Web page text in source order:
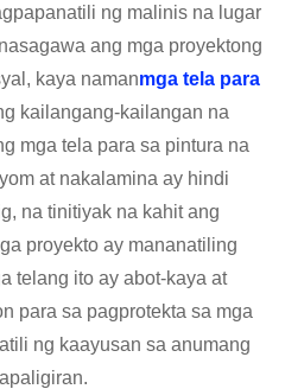
ng malinis na lugar
ang mga proyektong
kaya namanmga tela para
kailangang-kailangan na
mga tela para sa pintura na
​​at nakalamina ay hindi
na tinitiyak na kahit ang
proyekto ay mananatiling
telang ito ay abot-kaya at
para sa pagprotekta sa mga
ng kaayusan sa anumang